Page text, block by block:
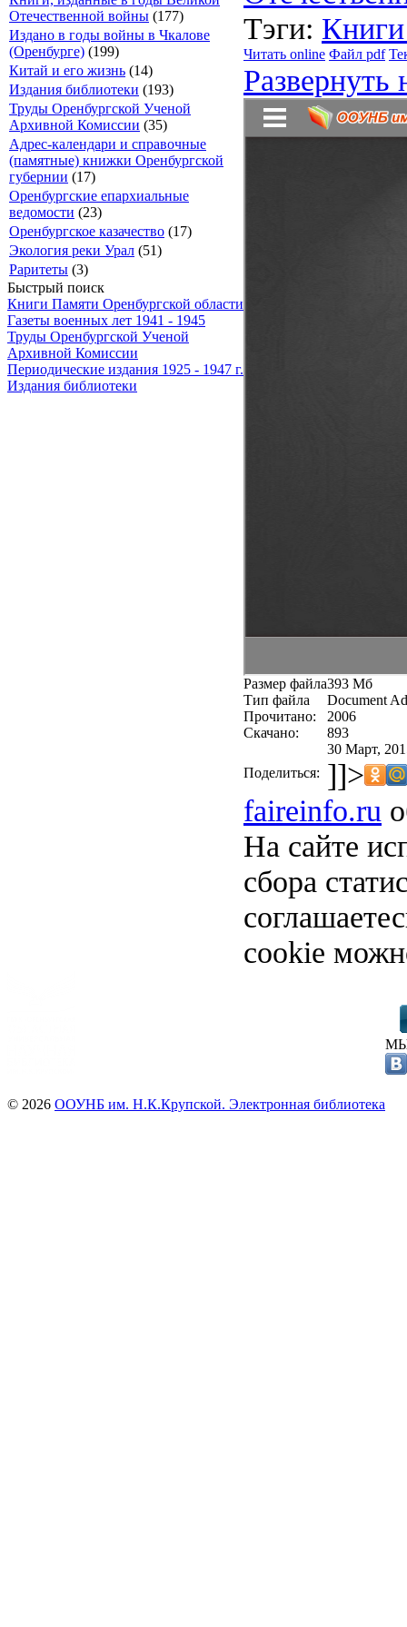
Отечественной войны (177)
Издано в годы войны в Чкалове
(Оренбурге) (199)
Китай и его жизнь (14)
Издания библиотеки (193)
Труды Оренбургской Ученой
Архивной Комиссии (35)
Адрес-календари и справочные
(памятные) книжки Оренбургской
губернии (17)
Оренбургские епархиальные
ведомости (23)
Оренбургское казачество (17)
Экология реки Урал (51)
Раритеты (3)
Быстрый поиск
Книги Памяти Оренбургской области
Газеты военных лет 1941 - 1945
Труды Оренбургской Ученой
Архивной Комиссии
Периодические издания 1925 - 1947 г.
Издания библиотеки
Тэги:
Читать online Файл pdf
Развернуть
Размер файла393 Мб
Тип файла
Document
Прочитано:
2006
Скачано:
893
30 Март,
Поделиться: ]]>
faireinfo.ru
На сайте
сбора
cookie
© 2026 ООУНБ им. Н.К.Крупской. Электронная библиотека